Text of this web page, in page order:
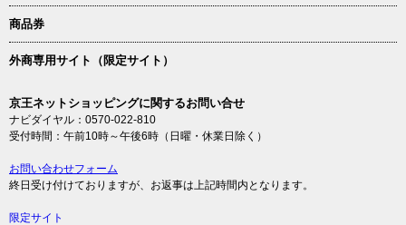
商品券
外商専用サイト（限定サイト）
京王ネットショッピングに関するお問い合せ
ナビダイヤル：0570-022-810
受付時間：午前10時～午後6時（日曜・休業日除く）
お問い合わせフォーム
終日受け付けておりますが、お返事は上記時間内となります。
限定サイト